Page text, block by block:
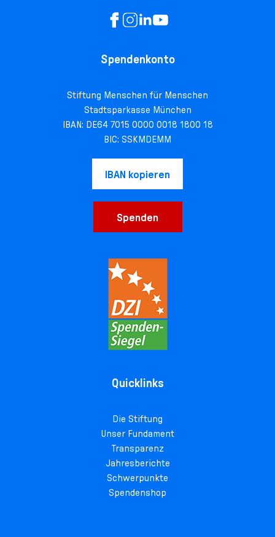
Spendenkonto
Stiftung Menschen für Menschen
Stadtsparkasse München
IBAN: DE64 7015 0000 0018 1800 18
BIC: SSKMDEMM
IBAN kopieren
Spenden
Quicklinks
Die Stiftung
Unser Fundament
Transparenz
Jahresberichte
Schwerpunkte
Spendenshop